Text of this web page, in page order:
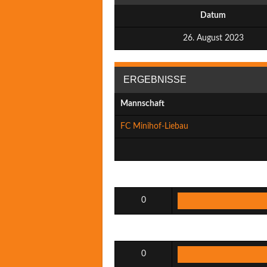
Datum
26. August 2023
ERGEBNISSE
Mannschaft
FC Minihof-Liebau
0
0